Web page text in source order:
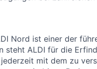
Nord ist einer der
steht ALDI für die
mit dem zu